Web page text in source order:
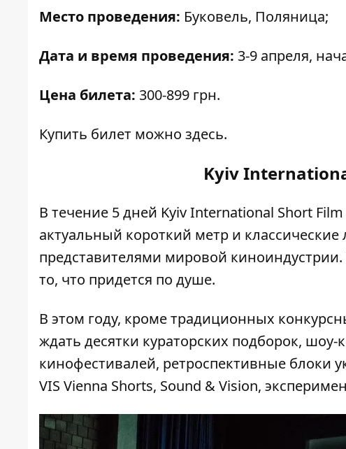
Место проведения: Буковель, Поляница;
Дата и время проведения: 3-9 апреля,
Цена билета: 300-899 грн.
Купить билет можно здесь.
Kyiv
В течение 5 дней Kyiv International Short
актуальный короткий метр и
представителями мировой
то, что придется по душе.
В этом году, кроме традиционных
ждать десятки кураторских подборок,
кинофестивалей, ретроспективные блоки
VIS Vienna Shorts, Sound & Vision,